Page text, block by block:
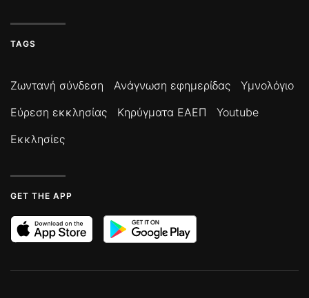
TAGS
Ζωντανή σύνδεση Ανάγνωση εφημερίδας
Υμνολόγιο
Εύρεση εκκλησίας
Κηρύγματα ΕΑΕΠ
Youtube
Εκκλησίες
GET THE APP